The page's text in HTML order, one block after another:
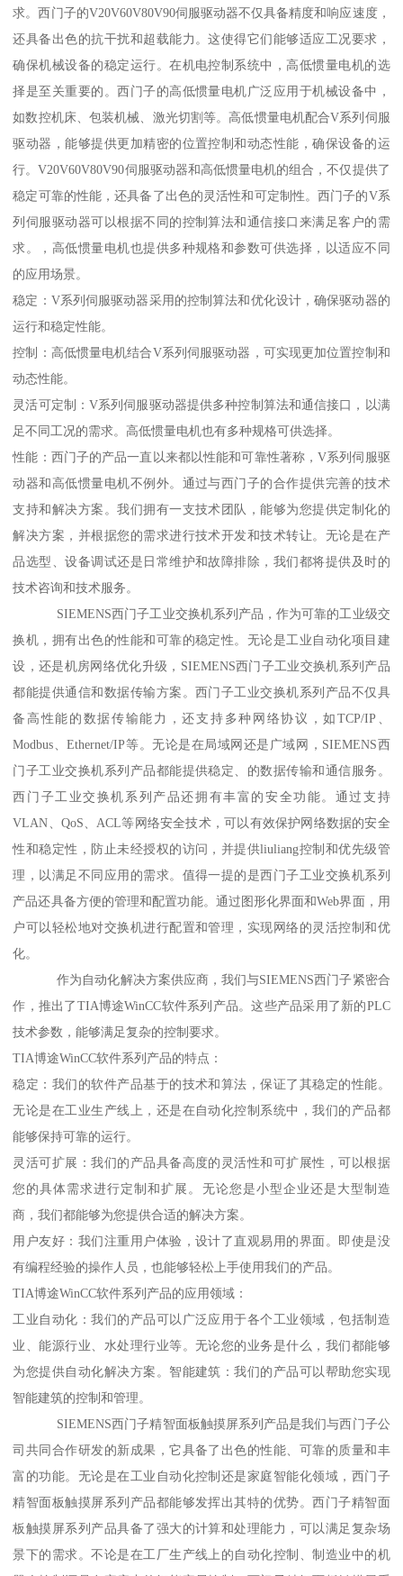
求。西门子的V20V60V80V90伺服驱动器不仅具备精度和响应速度，
还具备出色的抗干扰和超载能力。这使得它们能够适应工况要求，
确保机械设备的稳定运行。在机电控制系统中，高低惯量电机的选
择是至关重要的。西门子的高低惯量电机广泛应用于机械设备中，
如数控机床、包装机械、激光切割等。高低惯量电机配合V系列伺服
驱动器，能够提供更加精密的位置控制和动态性能，确保设备的运
行。V20V60V80V90伺服驱动器和高低惯量电机的组合，不仅提供了
稳定可靠的性能，还具备了出色的灵活性和可定制性。西门子的V系
列伺服驱动器可以根据不同的控制算法和通信接口来满足客户的需
求。，高低惯量电机也提供多种规格和参数可供选择，以适应不同
的应用场景。
稳定：V系列伺服驱动器采用的控制算法和优化设计，确保驱动器的
运行和稳定性能。
控制：高低惯量电机结合V系列伺服驱动器，可实现更加位置控制和
动态性能。
灵活可定制：V系列伺服驱动器提供多种控制算法和通信接口，以满
足不同工况的需求。高低惯量电机也有多种规格可供选择。
性能：西门子的产品一直以来都以性能和可靠性著称，V系列伺服驱
动器和高低惯量电机不例外。通过与西门子的合作提供完善的技术
支持和解决方案。我们拥有一支技术团队，能够为您提供定制化的
解决方案，并根据您的需求进行技术开发和技术转让。无论是在产
品选型、设备调试还是日常维护和故障排除，我们都将提供及时的
技术咨询和技术服务。
SIEMENS西门子工业交换机系列产品，作为可靠的工业级交
换机，拥有出色的性能和可靠的稳定性。无论是工业自动化项目建
设，还是机房网络优化升级，SIEMENS西门子工业交换机系列产品
都能提供通信和数据传输方案。西门子工业交换机系列产品不仅具
备高性能的数据传输能力，还支持多种网络协议，如TCP/IP、
Modbus、Ethernet/IP等。无论是在局域网还是广域网，SIEMENS西
门子工业交换机系列产品都能提供稳定、的数据传输和通信服务。
西门子工业交换机系列产品还拥有丰富的安全功能。通过支持
VLAN、QoS、ACL等网络安全技术，可以有效保护网络数据的安全
性和稳定性，防止未经授权的访问，并提供liuliang控制和优先级管
理，以满足不同应用的需求。值得一提的是西门子工业交换机系列
产品还具备方便的管理和配置功能。通过图形化界面和Web界面，用
户可以轻松地对交换机进行配置和管理，实现网络的灵活控制和优
化。
作为自动化解决方案供应商，我们与SIEMENS西门子紧密合
作，推出了TIA博途WinCC软件系列产品。这些产品采用了新的PLC
技术参数，能够满足复杂的控制要求。
TIA博途WinCC软件系列产品的特点：
稳定：我们的软件产品基于的技术和算法，保证了其稳定的性能。
无论是在工业生产线上，还是在自动化控制系统中，我们的产品都
能够保持可靠的运行。
灵活可扩展：我们的产品具备高度的灵活性和可扩展性，可以根据
您的具体需求进行定制和扩展。无论您是小型企业还是大型制造
商，我们都能够为您提供合适的解决方案。
用户友好：我们注重用户体验，设计了直观易用的界面。即使是没
有编程经验的操作人员，也能够轻松上手使用我们的产品。
TIA博途WinCC软件系列产品的应用领域：
工业自动化：我们的产品可以广泛应用于各个工业领域，包括制造
业、能源行业、水处理行业等。无论您的业务是什么，我们都能够
为您提供自动化解决方案。智能建筑：我们的产品可以帮助您实现
智能建筑的控制和管理。
SIEMENS西门子精智面板触摸屏系列产品是我们与西门子公
司共同合作研发的新成果，它具备了出色的性能、可靠的质量和丰
富的功能。无论是在工业自动化控制还是家庭智能化领域，西门子
精智面板触摸屏系列产品都能够发挥出其特的优势。西门子精智面
板触摸屏系列产品具备了强大的计算和处理能力，可以满足复杂场
景下的需求。不论是在工厂生产线上的自动化控制、制造业中的机